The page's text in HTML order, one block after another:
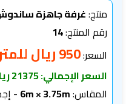
منتج:غرفة جاهزة
رقم المنتج:14
السعر:950 ريال للمتر
السعر الإجمالي: 21375 ريال
المقاس:6m × 3.75m
-